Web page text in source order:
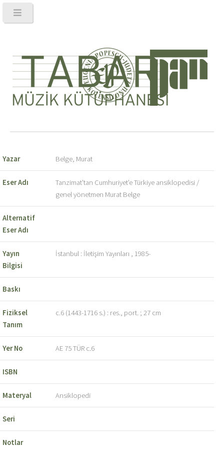
Yazar Belge, Murat
Eser Adı
Tanzimat'tan Cumhuriyet'e Türkiye ansiklopedisi /
genel yönetmen Murat Belge
Alternatif
Eser Adı
Yayın
Bilgisi
İstanbul : İletişim Yayınları , 1985-
Baskı
Fiziksel
Tanım
c.6 (1443-1716 s.) : res., port. ; 27 cm
Yer No AE 75 TÜR c.6
ISBN
Materyal Ansiklopedi
Seri
Notlar